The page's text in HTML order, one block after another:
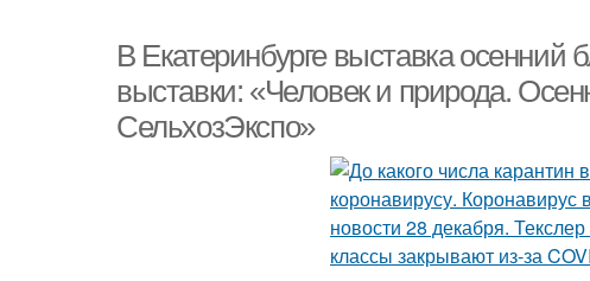
В Екатеринбурге выставка осенний
выставки: «Человек и природа.
СельхозЭкспо»